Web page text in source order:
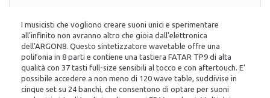
I musicisti che vogliono creare suoni unici e sperimentare
all'infinito non avranno altro che gioia dall'elettronica
dell'ARGON8. Questo sintetizzatore wavetable offre una
polifonia in 8 parti e contiene una tastiera FATAR TP9 di alta
qualità con 37 tasti full-size sensibili al tocco e con aftertouch. E'
possibile accedere a non meno di 120 wave table, suddivise in
cinque set su 24 banchi, che consentono di optare per suoni